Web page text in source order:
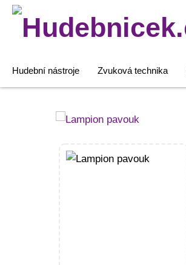
Hledat:
Hudební nástroje Zvuková technika
Lampion
množství